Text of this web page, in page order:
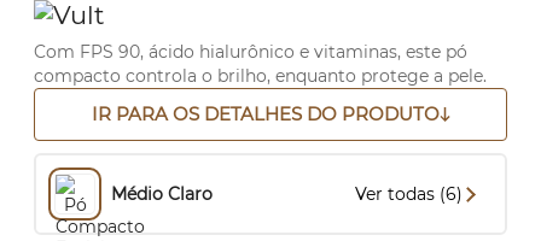
Com FPS 90, ácido hialurônico e vitaminas, este pó
compacto controla o brilho, enquanto protege a pele.
IR PARA OS DETALHES DO PRODUTO
Médio Claro Ver todas (6)